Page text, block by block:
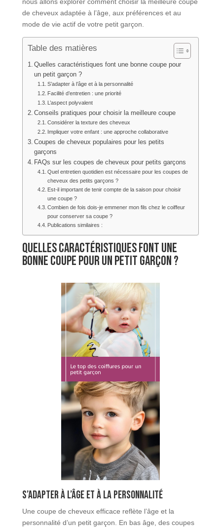
de cheveux adaptée à l’âge, aux préférences et au
mode de vie actif de votre petit garçon.
Table des matières
Quelles caractéristiques font une bonne coupe pour
un petit garçon ?
S’adapter à l’âge et à la personnalité
Facilité d’entretien : une priorité
L’aspect polyvalent
Conseils pratiques pour choisir la meilleure coupe
Considérer la texture des cheveux
Impliquer votre enfant : une approche collaborative
Coupes de cheveux populaires pour les petits
garçons
FAQs sur les coupes de cheveux pour petits garçons
Quel entretien quotidien est nécessaire pour les coupes de
cheveux des petits garçons ?
Est-il important de tenir compte de la saison pour choisir
une coupe ?
Combien de fois dois-je emmener mon fils chez le coiffeur
pour conserver sa coupe ?
Publications similaires :
Quelles caractéristiques font une
bonne coupe pour un petit garçon ?
S’adapter à l’âge et à la personnalité
Une coupe de cheveux efficace reflète l’âge et la
personnalité d’un petit garçon. En bas âge, des coupes